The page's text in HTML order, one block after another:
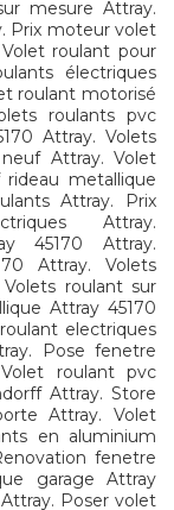
mesure Attray.
Prix moteur volet
roulant pour
électriques
roulant motorisé
roulants pvc
Attray. Volets
Attray. Volet
metallique
Attray. Prix
Attray.
45170 Attray.
Attray. Volets
roulant sur
Attray 45170
electriques
Pose fenetre
roulant pvc
Attray. Store
Attray. Volet
en aluminium
fenetre
garage Attray
Poser volet